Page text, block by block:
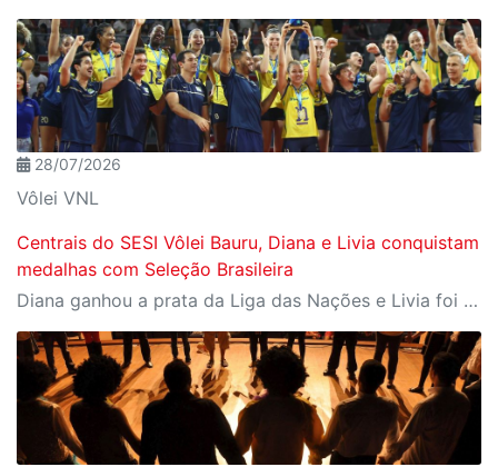
28/07/2026
Vôlei VNL
Centrais do SESI Vôlei Bauru, Diana e Livia conquistam
medalhas com Seleção Brasileira
Diana ganhou a prata da Liga das Nações e Livia foi campeã da Copa Sul-Americana com Seleção B